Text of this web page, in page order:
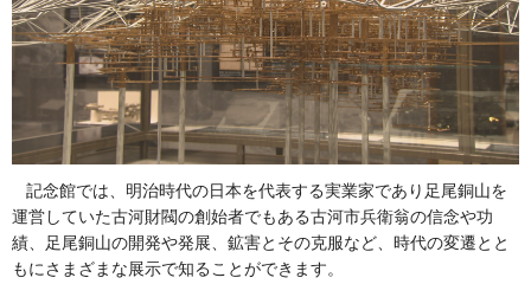
記念館では、明治時代の日本を代表する実業家であり足尾銅山を
運営していた古河財閥の創始者でもある古河市兵衛翁の信念や功
績、足尾銅山の開発や発展、鉱害とその克服など、時代の変遷とと
もにさまざまな展示で知ることができます。